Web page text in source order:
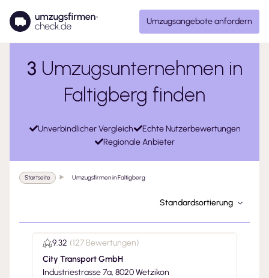
Umzugsangebote anfordern
3 Umzugsunternehmen in
Faltigberg finden
Unverbindlicher Vergleich
Echte Nutzerbewertungen
Regionale Anbieter
Startseite Umzugsfirmen in Faltigberg
Standardsortierung
9.32 (127 Bewertungen)
City Transport GmbH
Industriestrasse 7a, 8020 Wetzikon